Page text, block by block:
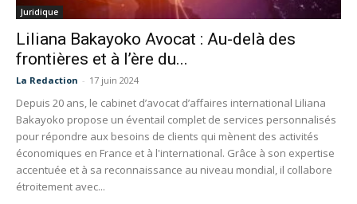
Juridique
Liliana Bakayoko Avocat : Au-delà des
frontières et à l’ère du...
La Redaction - 17 juin 2024
Depuis 20 ans, le cabinet d’avocat d’affaires international Liliana
Bakayoko propose un éventail complet de services personnalisés
pour répondre aux besoins de clients qui mènent des activités
économiques en France et à l'international. Grâce à son expertise
accentuée et à sa reconnaissance au niveau mondial, il collabore
étroitement avec...